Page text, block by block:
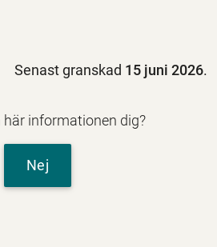
Senast granskad 15 juni 2026.
här informationen dig?
Nej